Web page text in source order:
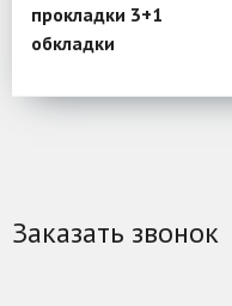
прокладки 3+1
обкладки
Заказать звонок